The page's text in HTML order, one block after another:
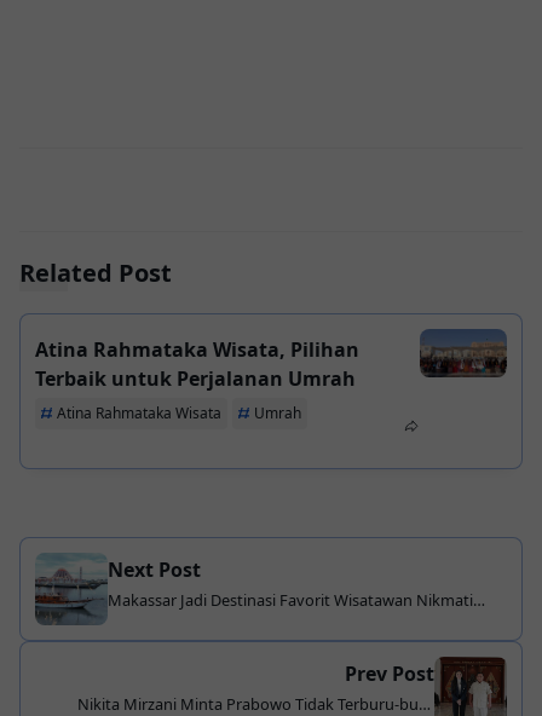
Related Post
Atina Rahmataka Wisata, Pilihan
Terbaik untuk Perjalanan Umrah
Atina Rahmataka Wisata Umrah
Next Post
Makassar Jadi Destinasi Favorit Wisatawan Nikmati
Prev Post
Nikita Mirzani Minta Prabowo Tidak Terburu-buru